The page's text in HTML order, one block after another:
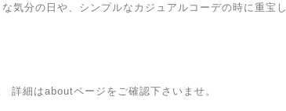
な気分の日や、シンプルなカジュアルコーデの時に重宝し
細はaboutページをご確認下さいませ。